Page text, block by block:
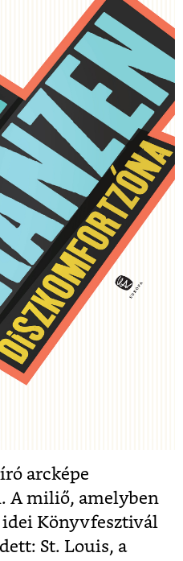
arcképe
A miliő, amelyben
idei Könyvfesztivál
St. Louis, a